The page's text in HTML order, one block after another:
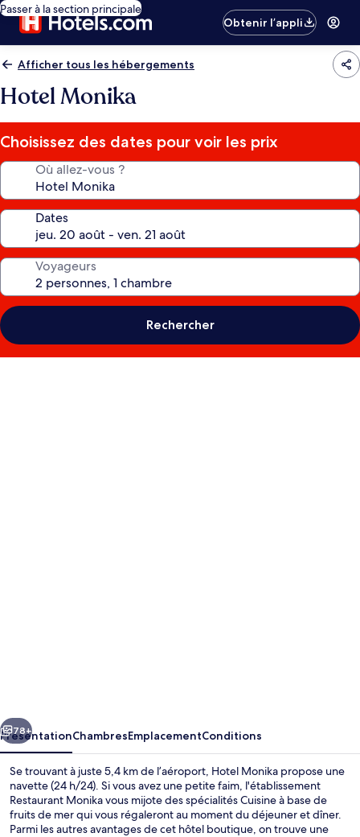
Passer à la section principale
Obtenir l’appli
Afficher tous les hébergements
Hotel Monika
Choisissez des dates pour voir les prix
Où allez-vous ?
Dates
Voyageurs
Rechercher
Suivant
78+
PrésentationChambresEmplacementConditions
Se trouvant à juste 5,4 km de l’aéroport, Hotel Monika propose une
navette (24 h/24). Si vous avez une petite faim, l'établissement
Restaurant Monika vous mijote des spécialités Cuisine à base de
fruits de mer qui vous régaleront au moment du déjeuner et dîner.
Parmi les autres avantages de cet hôtel boutique, on trouve une